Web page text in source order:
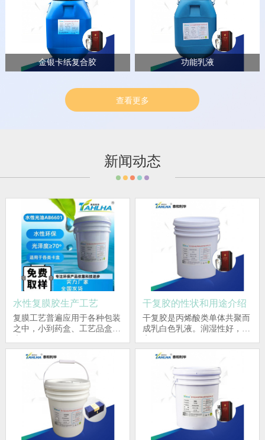
金银卡纸复合胶 功能乳液
查看更多
新闻动态
水性复膜胶生产工艺
复膜工艺普遍应用于各种包装
之中，小到药盒、工艺品盒，
干复胶的性状和用途介绍
干复胶是丙烯酸类单体共聚而
成乳白色乳液。润湿性好，光